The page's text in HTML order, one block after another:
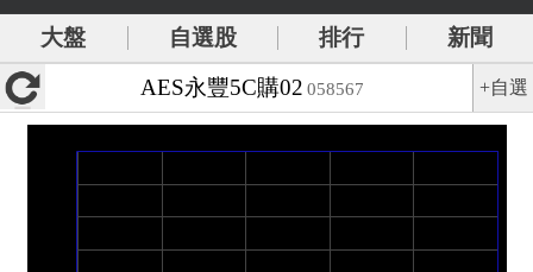
大盤 自選股 排行
新聞
AES永豐5C購02 058567 +自選